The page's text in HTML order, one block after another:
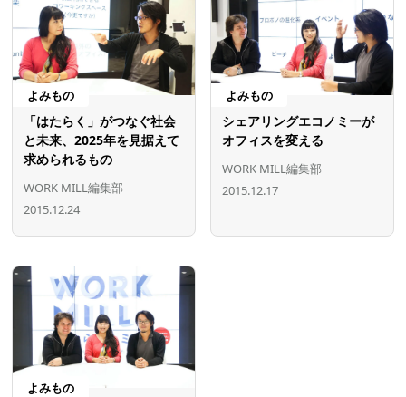
よみもの
「はたらく」がつなぐ社会
と未来、2025年を見据えて
求められるもの
WORK MILL編集部
2015.12.24
よみもの
シェアリングエコノミーが
オフィスを変える
WORK MILL編集部
2015.12.17
よみもの